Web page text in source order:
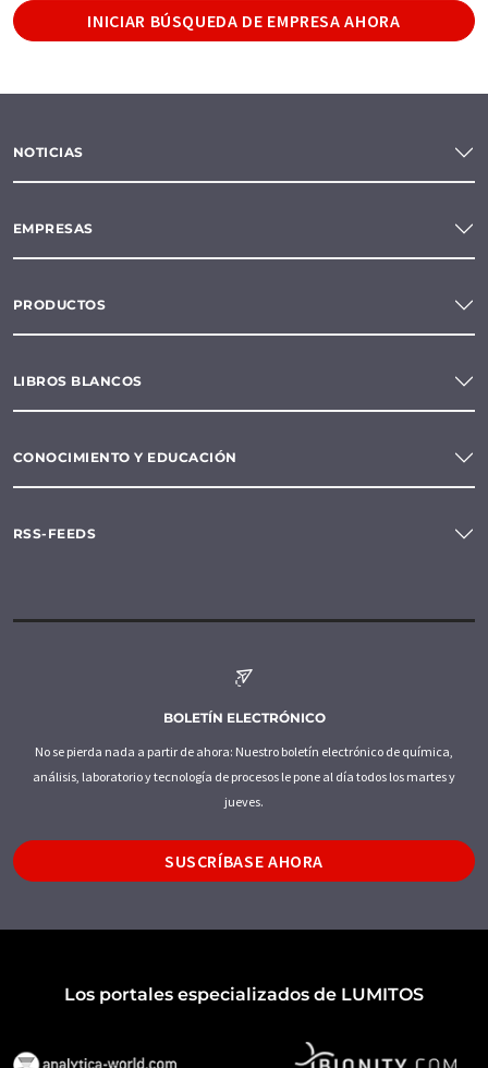
INICIAR BÚSQUEDA DE EMPRESA AHORA
NOTICIAS
EMPRESAS
PRODUCTOS
LIBROS BLANCOS
CONOCIMIENTO Y EDUCACIÓN
RSS-FEEDS
BOLETÍN ELECTRÓNICO
No se pierda nada a partir de ahora: Nuestro boletín electrónico de química,
análisis, laboratorio y tecnología de procesos le pone al día todos los martes y
jueves.
SUSCRÍBASE AHORA
Los portales especializados de LUMITOS